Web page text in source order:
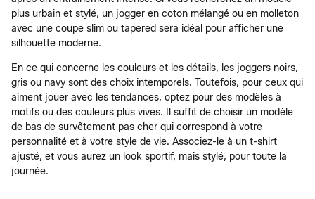
plus urbain et stylé, un jogger en coton mélangé ou en molleton
avec une coupe slim ou tapered sera idéal pour afficher une
silhouette moderne.
En ce qui concerne les couleurs et les détails, les joggers noirs,
gris ou navy sont des choix intemporels. Toutefois, pour ceux qui
aiment jouer avec les tendances, optez pour des modèles à
motifs ou des couleurs plus vives. Il suffit de choisir un modèle
de bas de survêtement pas cher qui correspond à votre
personnalité et à votre style de vie. Associez-le à un t-shirt
ajusté, et vous aurez un look sportif, mais stylé, pour toute la
journée.